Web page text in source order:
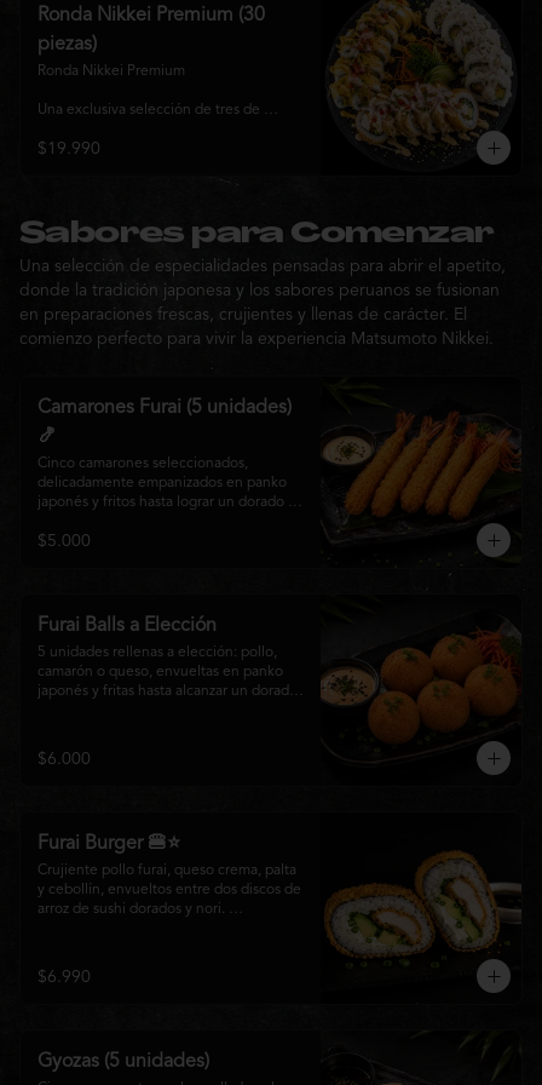
y sabor, ideal para compartir entre 3 y 4
Ronda Nikkei Premium (30
piezas)
Ronda Nikkei Premium
Una exclusiva selección de tres de
elaborados con ingredientes frescos y
pensada para compartir y descubrir la
esencia de Matsumoto Nikkei en cada
bocado.
$19.990
Sabores para Comenzar
Una selección de especialidades pensadas para abrir el apetito,
donde la tradición japonesa y los sabores peruanos se fusionan
en preparaciones frescas, crujientes y llenas de carácter. El
comienzo perfecto para vivir la experiencia Matsumoto Nikkei.
Camarones Furai (5 unidades)
🍤
Cinco camarones seleccionados,
delicadamente empanizados en panko
japonés y fritos hasta lograr un dorado
por dentro, acompañados de nuestra
nikkei.
$5.000
Furai Balls a Elección
5 unidades rellenas a elección: pollo,
camarón o queso, envueltas en panko
japonés y fritas hasta alcanzar un dorado
$6.000
Furai Burger 🍔⭐
Crujiente pollo furai, queso crema, palta
y cebollín, envueltos entre dos discos de
arroz de sushi dorados y nori.
tradición japonesa con el sabor nikkei en
cada bocado.
$6.990
Gyozas (5 unidades)